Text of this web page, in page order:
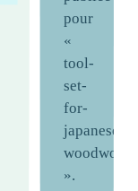
pour
«
tool-
set-
for-
japanese-
».